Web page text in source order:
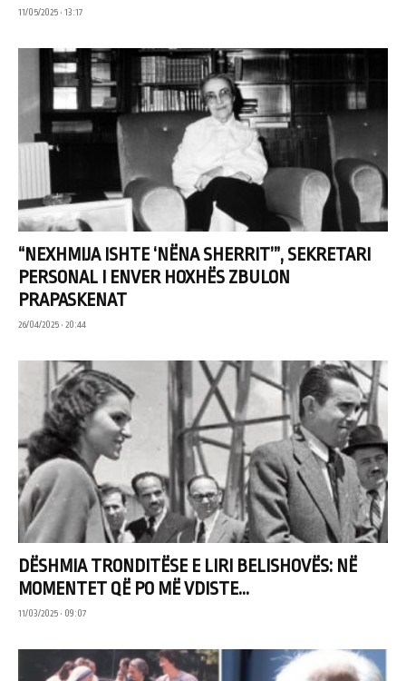
11/05/2025 • 13:17
“NEXHMIJA ISHTE ‘NËNA SHERRIT’”, SEKRETARI
PERSONAL I ENVER HOXHËS ZBULON
PRAPASKENAT
26/04/2025 • 20:44
DËSHMIA TRONDITËSE E LIRI BELISHOVËS: NË
MOMENTET QË PO MË VDISTE...
11/03/2025 • 09:07